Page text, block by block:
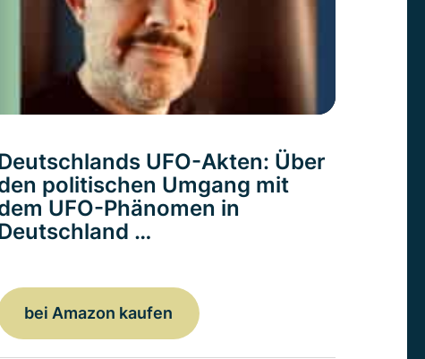
UFO-Akten: Über
politischen Umgang mit
UFO-Phänomen in
…
bei Amazon kaufen